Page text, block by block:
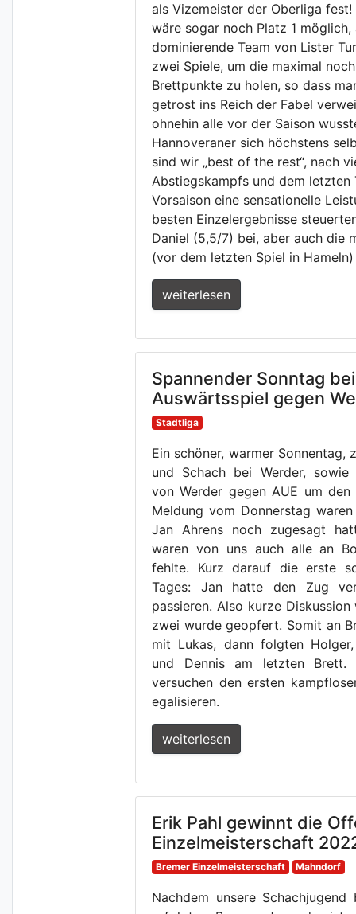
als Vizemeister der Oberliga fest!
wäre sogar noch Platz 1 möglich,
dominierende Team von Lister
zwei Spiele, um die maximal
Brettpunkte zu holen, so dass
getrost ins Reich der Fabel
ohnehin alle vor der Saison
Hannoveraner sich höchstens
sind wir „best of the rest“, nach
Abstiegskampfs und dem letzten
Vorsaison eine sensationelle
besten Einzelergebnisse
Daniel (5,5/7) bei, aber auch die
(vor dem letzten Spiel in
weiterlesen
Spannender Sonntag
Auswärtsspiel gegen
Stadtliga
Ein schöner, warmer
und Schach bei Werder, sowie
von Werder gegen AUE um
Meldung vom Donnerstag
Jan Ahrens noch zugesagt
waren von uns auch alle an
fehlte. Kurz darauf die erste
Tages: Jan hatte den Zug
passieren. Also kurze
zwei wurde geopfert. Somit an
mit Lukas, dann folgten
und Dennis am letzten Brett.
versuchen den ersten
egalisieren.
weiterlesen
Erik Pahl gewinnt die
Einzelmeisterschaft
Bremer Einzelmeisterschaft Mahndorf
Nachdem unsere